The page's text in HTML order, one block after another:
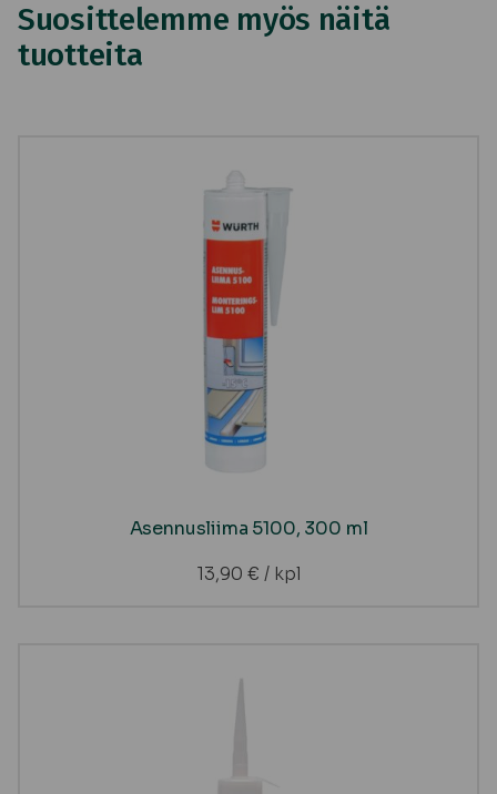
Suosittelemme myös näitä
tuotteita
Asennusliima 5100, 300 ml
13,90 € / kpl